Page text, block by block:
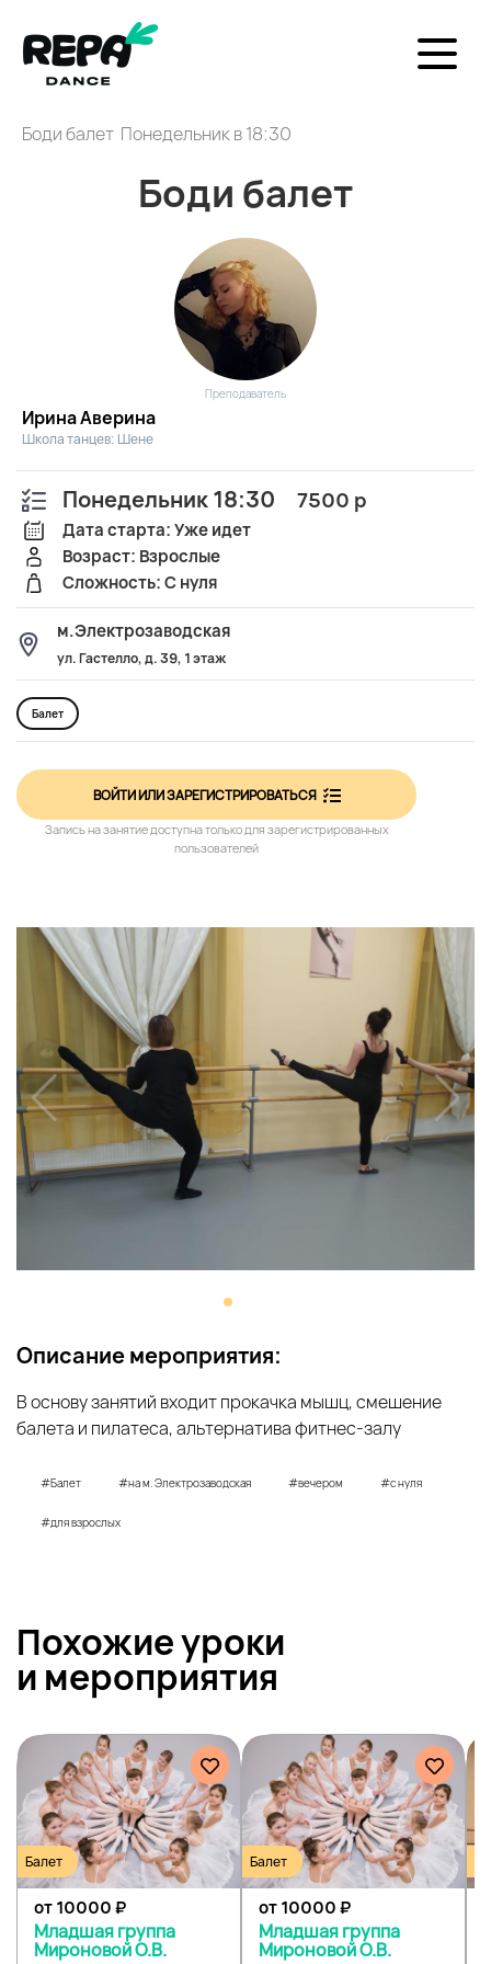
Боди балет Понедельник в 18:30
Боди балет
Преподаватель
Ирина Аверина
Школа танцев: Шене
Понедельник 18:30 7500 р
Дата старта: Уже идет
Возраст: Взрослые
Сложность: С нуля
м.Электрозаводская
ул. Гастелло, д. 39, 1 этаж
Балет
ВОЙТИ ИЛИ ЗАРЕГИСТРИРОВАТЬСЯ
Запись на занятие доступна только для зарегистрированных
пользователей
Описание мероприятия:
В основу занятий входит прокачка мышц, смешение
балета и пилатеса, альтернатива фитнес-залу
#Балет #на м. Электрозаводская #вечером #с нуля
#для взрослых
Похожие уроки
и мероприятия
Балет
от 10000₽
Младшая группа
Мироновой О.В.
Балет
от 10000₽
Младшая группа
Мироновой О.В.